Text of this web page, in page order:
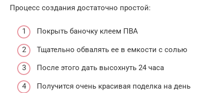
Процесс создания достаточно простой:
Покрыть баночку клеем ПВА
Тщательно обвалять ее в емкости с солью
После этого дать высохнуть 24 часа
Получится очень красивая поделка на день